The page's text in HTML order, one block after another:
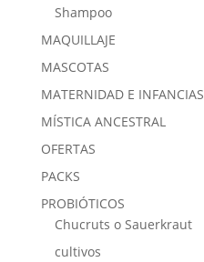
Shampoo
MAQUILLAJE
MASCOTAS
MATERNIDAD E INFANCIAS
MÍSTICA ANCESTRAL
OFERTAS
PACKS
PROBIÓTICOS
Chucruts o Sauerkraut
cultivos